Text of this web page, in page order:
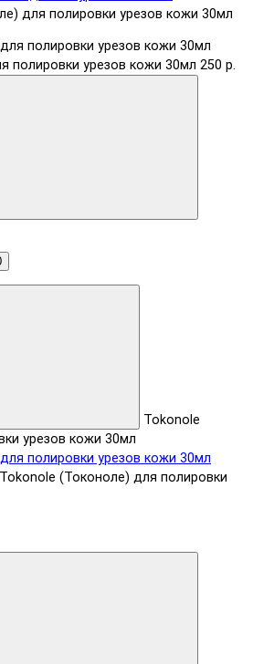
для полировки урезов кожи 30мл
полировки урезов кожи 30мл 250 р.
Tokonole
урезов кожи 30мл
(Токоноле) для полировки